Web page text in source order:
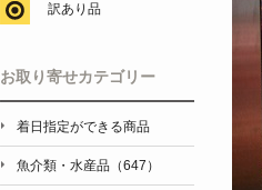
訳あり品
お取り寄せカテゴリー
着日指定ができる商品
魚介類・水産品（647）